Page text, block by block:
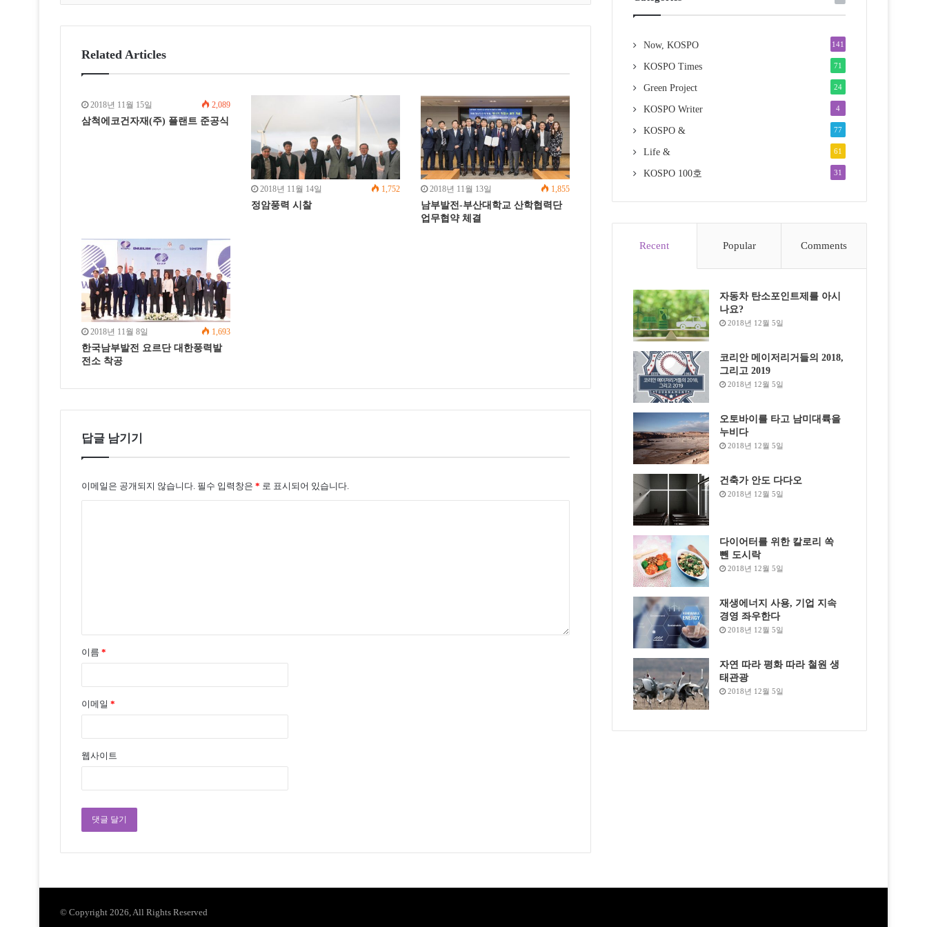
o r + I i
m
Related Articles
2018년 11월 15일 2,089
삼척에코건자재(주) 플랜트 준공식
2018년 11월 14일 1,752
정암풍력 시찰
2018년 11월 13일 1,855
남부발전-부산대학교 산학협력단
업무협약 체결
2018년 11월 8일 1,693
한국남부발전 요르단 대한풍력발
전소 착공
답글 남기기
이메일은 공개되지 않습니다. 필수 입력창은 * 로 표시되어 있습니다.
이름 *
이메일 *
웹사이트
Now, KOSPO 141
KOSPO Times 71
Green Project 24
KOSPO Writer 4
KOSPO & 77
Life & 61
KOSPO 100호 31
Recent Popular Comments
자동차 탄소포인트제를 아시
나요?
2018년 12월 5일
코리안 메이저리거들의 2018,
그리고 2019
2018년 12월 5일
오토바이를 타고 남미대륙을
누비다
2018년 12월 5일
건축가 안도 다다오
2018년 12월 5일
다이어터를 위한 칼로리 쏙
뺀 도시락
2018년 12월 5일
재생에너지 사용, 기업 지속
경영 좌우한다
2018년 12월 5일
자연 따라 평화 따라 철원 생
태관광
2018년 12월 5일
© Copyright 2026, All Rights Reserved